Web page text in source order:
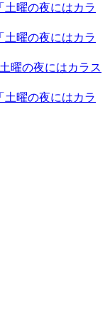
土曜の夜にはカラ
土曜の夜にはカラ
曜の夜にはカラス
土曜の夜にはカラ